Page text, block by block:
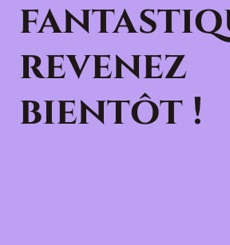
revenez
bientôt !